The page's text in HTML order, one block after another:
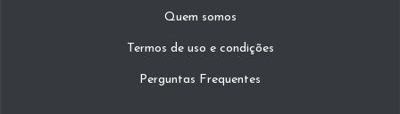
Quem somos
Termos de uso e condições
Perguntas Frequentes